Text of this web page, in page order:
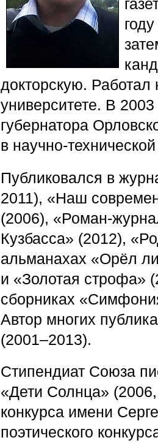
докторскую. Работал
университете. В
губернатора
в научно-
Публиковался в
2011), «Наш
(2006), «Роман-
Кузбасса» (2012),
альманахах «Орёл
и «Золотая строфа»
сборниках
Автор многих
(2001–2013).
Стипендиат Союза
«Дети Солнца» (2006,
конкурса имени
поэтического